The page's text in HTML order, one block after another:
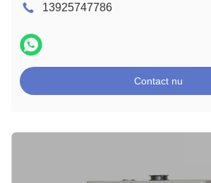
13925747786
Contact nu